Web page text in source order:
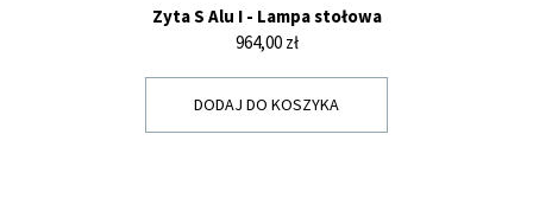
Zyta S Alu I - Lampa stołowa
Cena
964,00 zł
DODAJ DO KOSZYKA